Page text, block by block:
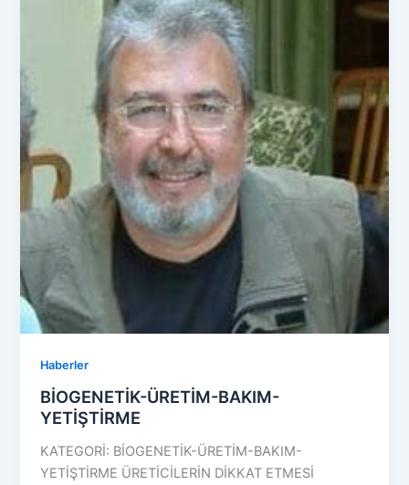
Haberler
BİOGENETİK-ÜRETİM-BAKIM-
YETİŞTİRME
KATEGORİ: BİOGENETİK-ÜRETİM-BAKIM-
YETİŞTİRME ÜRETİCİLERİN DİKKAT ETMESİ